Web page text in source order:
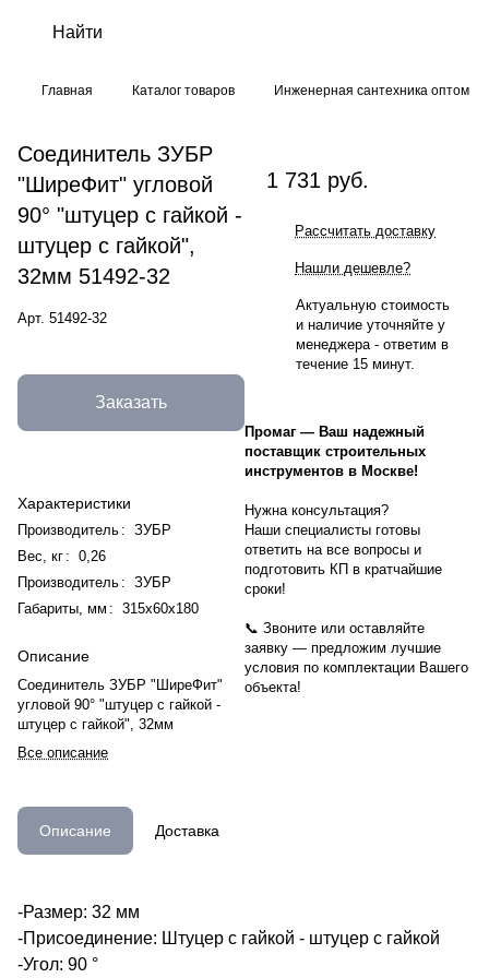
Главная Каталог товаров Инженерная сантехника оптом
Соединитель ЗУБР
"ШиреФит" угловой
90° "штуцер с гайкой -
штуцер с гайкой",
32мм 51492-32
Арт. 51492-32
Заказать
Характеристики
Производитель : ЗУБР
Вес, кг : 0,26
Производитель : ЗУБР
Габариты, мм : 315х60х180
Описание
Соединитель ЗУБР "ШиреФит"
угловой 90° "штуцер с гайкой -
штуцер с гайкой", 32мм
Все описание
1 731 руб.
Рассчитать доставку
Нашли дешевле?
Актуальную стоимость
и наличие уточняйте у
менеджера - ответим в
течение 15 минут.
Промаг — Ваш надежный
поставщик строительных
инструментов в Москве!
Нужна консультация?
Наши специалисты готовы
ответить на все вопросы и
подготовить КП в кратчайшие
сроки!
📞 Звоните или оставляйте
заявку — предложим лучшие
условия по комплектации Вашего
объекта!
Описание Доставка
-Размер: 32 мм
-Присоединение: Штуцер с гайкой - штуцер с гайкой
-Угол: 90 °